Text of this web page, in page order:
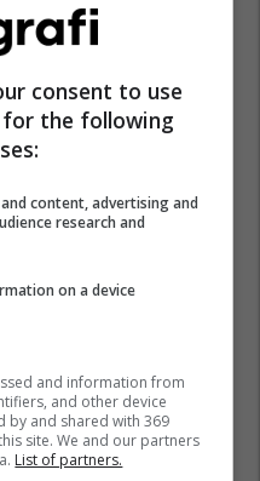
consent to use
the following
content, advertising and
research and
on a device
and information from
and other device
by and shared with 369
site. We and our partners
List of partners.